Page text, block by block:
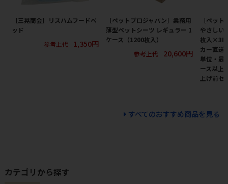
［三晃商会］リスハムフードベ
ッド
参考上代
1,350円
［ペットプロジャパン］業務用
薄型ペットシーツ レギュラー 1
ケース（1200枚入）
参考上代
20,600円
［ペッ
やさしい
枚入×3P
カー直送
単位・最
ース以上
上げ前セ
すべてのおすすめ商品を見る
カテゴリから探す